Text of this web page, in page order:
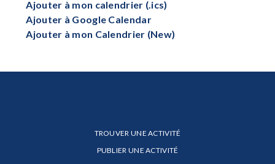
Ajouter à mon calendrier (.ics)
Ajouter à Google Calendar
Ajouter à mon Calendrier (New)
TROUVER UNE ACTIVITÉ
PUBLIER UNE ACTIVITÉ